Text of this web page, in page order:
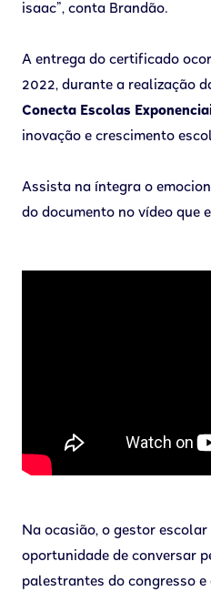
isaac”, conta Brandão.
A entrega do certificado
2022, durante a realização
Conecta Escolas
inovação e crescimento
Assista na íntegra o
do documento no vídeo que
Na ocasião, o gestor
oportunidade de conversar
palestrantes do congresso